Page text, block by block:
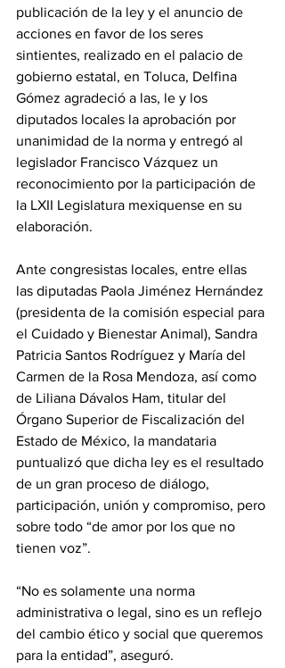
publicación de la ley y el anuncio de
acciones en favor de los seres
sintientes, realizado en el palacio de
gobierno estatal, en Toluca, Delfina
Gómez agradeció a las, le y los
diputados locales la aprobación por
unanimidad de la norma y entregó al
legislador Francisco Vázquez un
reconocimiento por la participación de
la LXII Legislatura mexiquense en su
elaboración.
Ante congresistas locales, entre ellas
las diputadas Paola Jiménez Hernández
(presidenta de la comisión especial para
el Cuidado y Bienestar Animal), Sandra
Patricia Santos Rodríguez y María del
Carmen de la Rosa Mendoza, así como
de Liliana Dávalos Ham, titular del
Órgano Superior de Fiscalización del
Estado de México, la mandataria
puntualizó que dicha ley es el resultado
de un gran proceso de diálogo,
participación, unión y compromiso, pero
sobre todo “de amor por los que no
tienen voz”.
“No es solamente una norma
administrativa o legal, sino es un reflejo
del cambio ético y social que queremos
para la entidad”, aseguró.